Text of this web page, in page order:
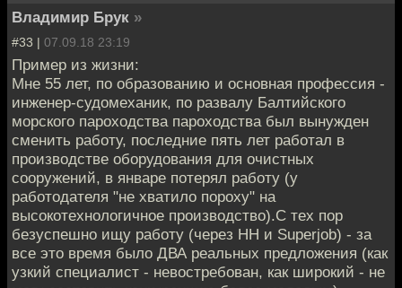
Владимир Брук »
#33 | 07.09.18 23:19
Пример из жизни:
Мне 55 лет, по образованию и основная профессия -
инженер-судомеханик, по развалу Балтийского
морского пароходства пароходства был вынужден
сменить работу, последние пять лет работал в
производстве оборудования для очистных
сооружений, в январе потерял работу (у
работодателя "не хватило пороху" на
высокотехнологичное производство).С тех пор
безуспешно ищу работу (через HH и Superjob) - за
все это время было ДВА реальных предложения (как
узкий специалист - невостребован, как широкий - не